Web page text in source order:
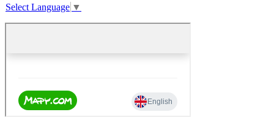
Select Language ▼